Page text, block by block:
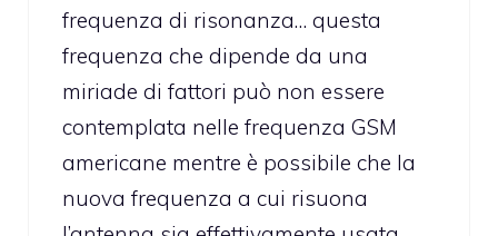
frequenza di risonanza… questa
frequenza che dipende da una
miriade di fattori può non essere
contemplata nelle frequenza GSM
americane mentre è possibile che la
nuova frequenza a cui risuona